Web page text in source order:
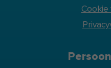
Cookie